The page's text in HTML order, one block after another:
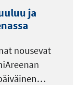
ja
nousevat